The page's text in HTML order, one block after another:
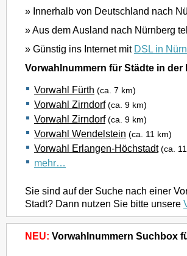
» Innerhalb von Deutschland nach
» Aus dem Ausland nach Nürnberg
» Günstig ins Internet mit DSL in
Vorwahlnummern für Städte in der
Vorwahl Fürth (ca. 7 km)
Vorwahl Zirndorf (ca. 9 km)
Vorwahl Zirndorf (ca. 9 km)
Vorwahl Wendelstein (ca. 11 km)
Vorwahl Erlangen-Höchstadt (ca.
mehr…
Sie sind auf der Suche nach einer
Stadt? Dann nutzen Sie bitte unsere
NEU: Vorwahlnummern Suchbox